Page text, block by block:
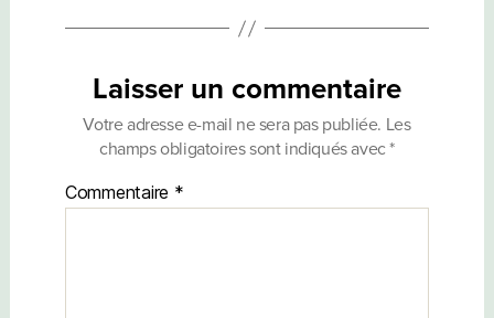
Laisser un commentaire
Votre adresse e-mail ne sera pas publiée. Les
champs obligatoires sont indiqués avec*
Commentaire *